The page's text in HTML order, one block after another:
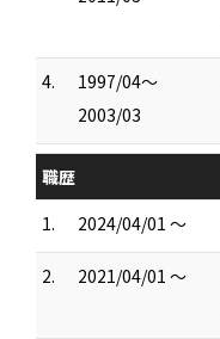
4.
1997/04～
2003/03
職歴
1.
2024/04/01 ～
2. 2021/04/01 ～